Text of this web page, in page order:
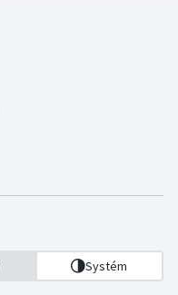
Systém